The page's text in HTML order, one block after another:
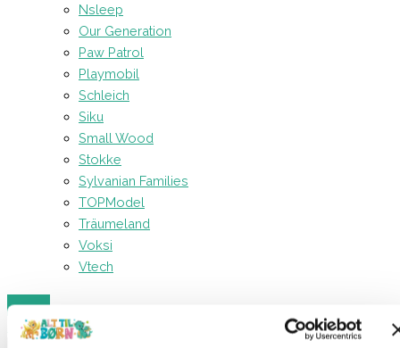
Nsleep
Our Generation
Paw Patrol
Playmobil
Schleich
Siku
Small Wood
Stokke
Sylvanian Families
TOPModel
Träumeland
Voksi
Vtech
Forside Legetøj Lamaze – Blød Puttekasse